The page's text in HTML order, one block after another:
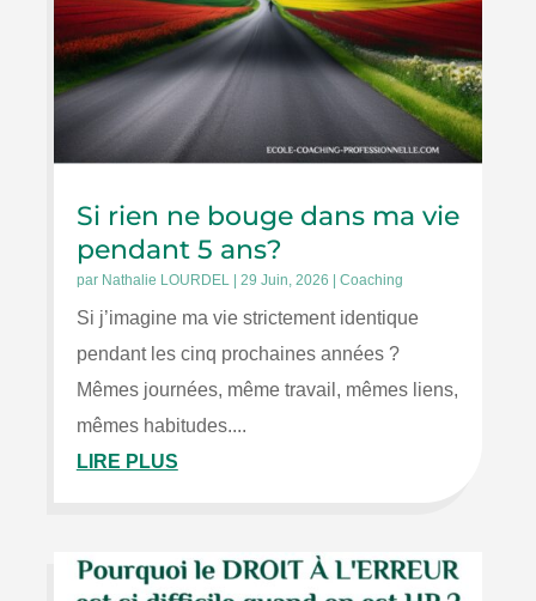
Si rien ne bouge dans ma vie
pendant 5 ans?
par Nathalie LOURDEL | 29 Juin, 2026 | Coaching
Si j’imagine ma vie strictement identique
pendant les cinq prochaines années ?
Mêmes journées, même travail, mêmes liens,
mêmes habitudes....
LIRE PLUS